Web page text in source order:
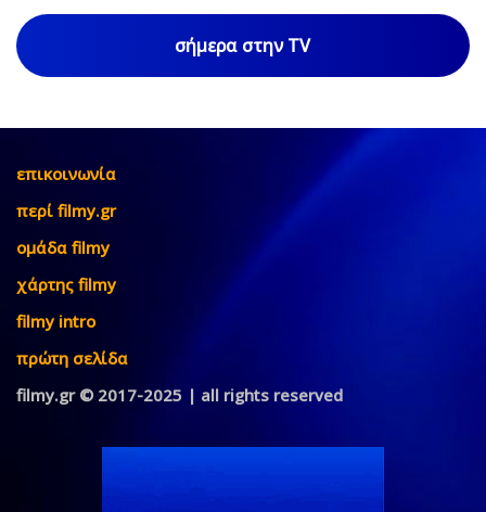
σήμερα στην TV
επικοινωνία
περί filmy.gr
ομάδα filmy
χάρτης filmy
filmy intro
πρώτη σελίδα
filmy.gr © 2017-2025 | all rights reserved